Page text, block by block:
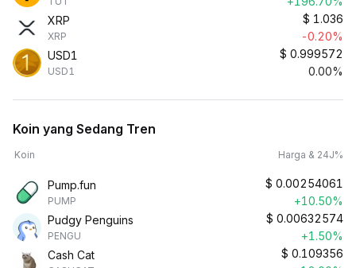
XRP
XRP
$ 1.036
-0.20%
USD1
USD1
$ 0.999572
0.00%
Koin yang Sedang Tren
Koin Harga & 24J%
Pump.fun
PUMP
$ 0.00254061
+10.50%
Pudgy Penguins
PENGU
$ 0.00632574
+1.50%
Cash Cat
$ 0.109356